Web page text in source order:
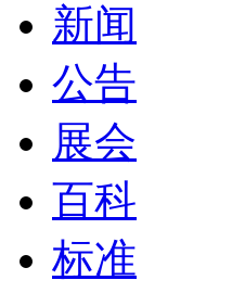
新闻
公告
展会
百科
标准